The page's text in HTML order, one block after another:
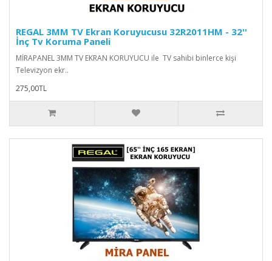
REGAL 3MM TV Ekran Koruyucusu 32R2011HM - 32''
İnç Tv Koruma Paneli
MİRAPANEL 3MM TV EKRAN KORUYUCU ile TV sahibi binlerce kişi
Televizyon ekr..
275,00TL